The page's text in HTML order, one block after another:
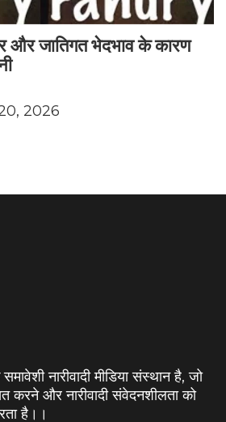
और जातिगत भेदभाव के कारण
2026
नारीवादी मीडिया संस्थान है, जो
करने और नारीवादी संवेदनशीलता को
है। ।